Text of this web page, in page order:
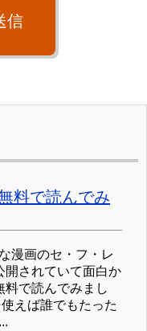
信
料で読んでみ
漫画のセ・フ・レ
開されていて面白か
料で読んでみまし
えば誰でもたった